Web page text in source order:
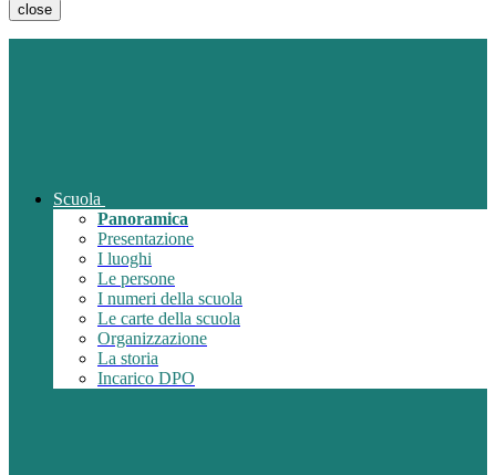
close
Scuola
Panoramica
Presentazione
I luoghi
Le persone
I numeri della scuola
Le carte della scuola
Organizzazione
La storia
Incarico DPO